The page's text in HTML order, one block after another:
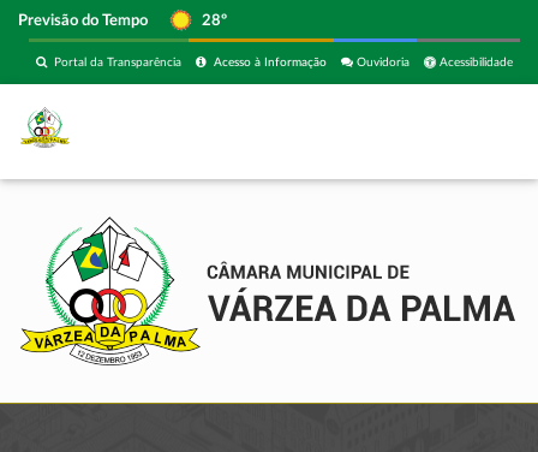
Previsão do Tempo 28º
Acessibilidade
Ouvidoria
Acesso à Informação
Portal da Transparência